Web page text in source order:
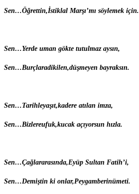
Sen…Öğrettin,İstiklal Marşı’mı söylemek için.
Sen…Yerde uman gökte tutulmaz aysın,
Sen…Burçlaradikilen,düşmeyen bayraksın.
Sen…Tarihleyaşıt,kadere atılan imza,
Sen…Bizlereufuk,kucak açıyorsun hızla.
Sen…Çağlararasında,Eyüp Sultan Fatih’i,
Sen…Demiştin ki onlar,Peygamberinümeti.